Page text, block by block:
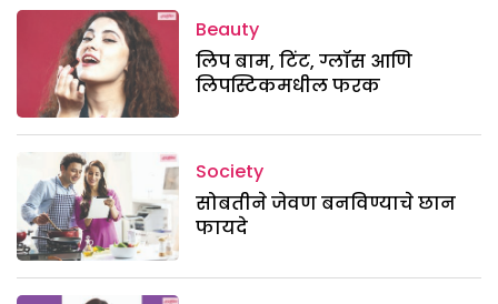
Beauty
लिप बाम, टिंट, ग्लॉस आणि
लिपस्टिकमधील फरक
Society
सोबतीने जेवण बनविण्याचे छान
फायदे